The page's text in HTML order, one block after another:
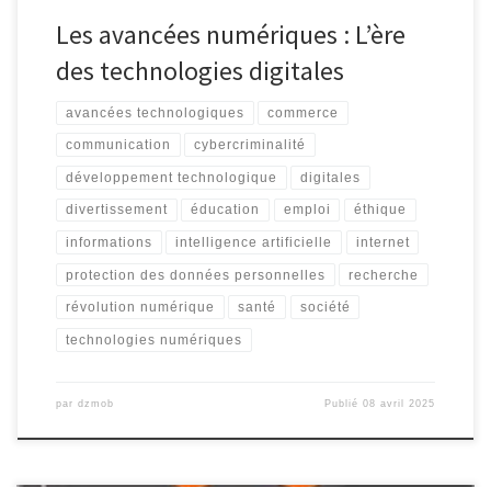
Les avancées numériques : L’ère
des technologies digitales
avancées technologiques commerce
communication cybercriminalité
développement technologique digitales
divertissement éducation emploi éthique
informations intelligence artificielle internet
protection des données personnelles recherche
révolution numérique santé société
technologies numériques
par dzmob Publié08 avril 2025